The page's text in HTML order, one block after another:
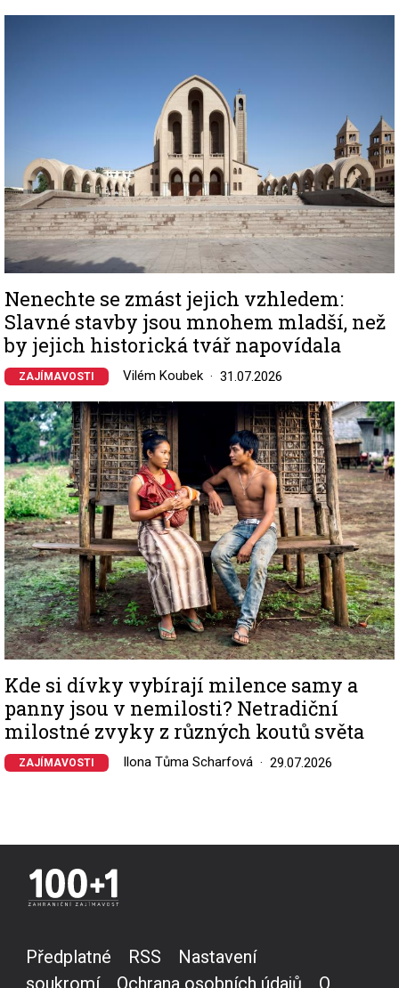
Nenechte se zmást jejich vzhledem:
Slavné stavby jsou mnohem mladší, než
by jejich historická tvář napovídala
ZAJÍMAVOSTI Vilém Koubek 31.07.2026
Image
Kde si dívky vybírají milence samy a
panny jsou v nemilosti? Netradiční
milostné zvyky z různých koutů světa
ZAJÍMAVOSTI Ilona Tůma Scharfová 29.07.2026
Předplatné RSS
Nastavení
soukromí
Ochrana osobních údajů O